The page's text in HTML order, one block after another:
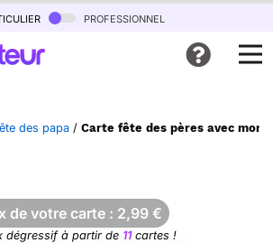
professionnel
des papa / Carte fête des pères avec mon
de votre carte : 2,99 €
dégressif à partir de 11cartes !